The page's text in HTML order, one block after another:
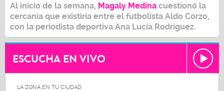
Al inicio de la semana, Magaly Medina cuestionó la
cercanía que existiría entre el futbolista Aldo Corzo,
con la periodista deportiva Ana Lucía Rodríguez.
ESCUCHA EN VIVO
LA ZONA EN TU CIUDAD